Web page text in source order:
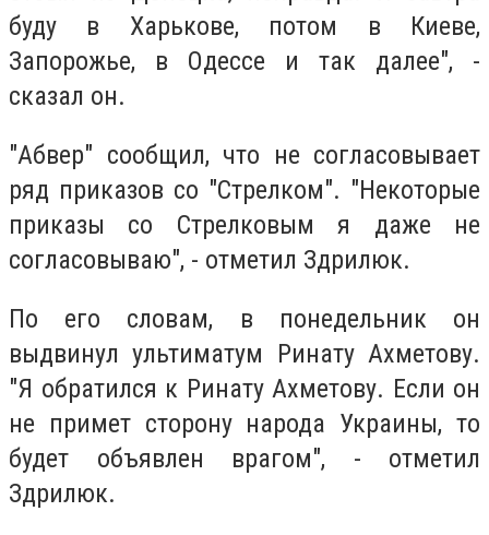
буду в Харькове, потом в Киеве,
Запорожье, в Одессе и так далее", -
сказал он.
"Абвер" сообщил, что не согласовывает
ряд приказов со "Стрелком". "Некоторые
приказы со Стрелковым я даже не
согласовываю", - отметил Здрилюк.
По его словам, в понедельник он
выдвинул ультиматум Ринату Ахметову.
"Я обратился к Ринату Ахметову. Если он
не примет сторону народа Украины, то
будет объявлен врагом", - отметил
Здрилюк.